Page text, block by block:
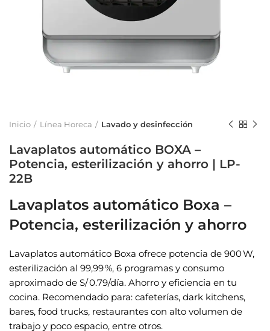
Inicio Línea Horeca Lavado y desinfección
Lavaplatos automático BOXA –
Potencia, esterilización y ahorro | LP-
22B
Lavaplatos automático Boxa –
Potencia, esterilización y ahorro
Lavaplatos automático Boxa ofrece potencia de 900 W,
esterilización al 99,99 %, 6 programas y consumo
aproximado de S/ 0.79/día. Ahorro y eficiencia en tu
cocina. Recomendado para: cafeterías, dark kitchens,
bares, food trucks, restaurantes con alto volumen de
trabajo y poco espacio, entre otros.